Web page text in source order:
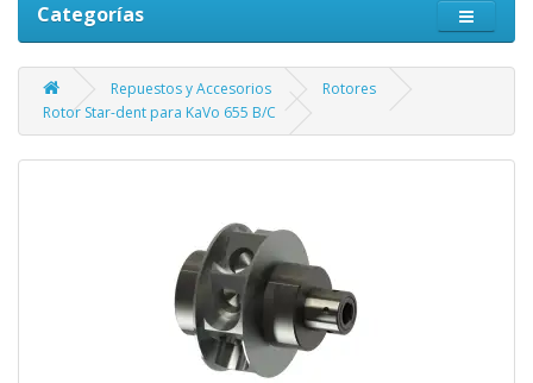
Categorías
Repuestos y Accesorios
Rotores
Rotor Star-dent para KaVo 655 B/C